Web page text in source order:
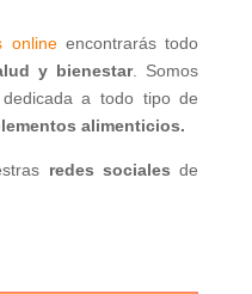
onlineencontrarás todo
y bienestar. Somos
a todo tipo de
alimenticios.
redes sociales de